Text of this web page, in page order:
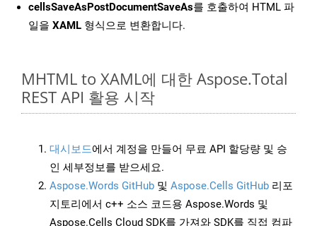
cellsSaveAsPostDocumentSaveAs를 호출하여 HTML 파
일을 XAML 형식으로 변환합니다.
MHTML to XAML에 대한 Aspose.Total
REST API 활용 시작
대시보드에서 계정을 만들어 무료 API 할당량 및 승
인 세부정보를 받으세요.
Aspose.Words GitHub 및 Aspose.Cells GitHub 리포
지토리에서 c++ 소스 코드용 Aspose.Words 및
Aspose.Cells Cloud SDK를 가져와 SDK를 직접 컴파